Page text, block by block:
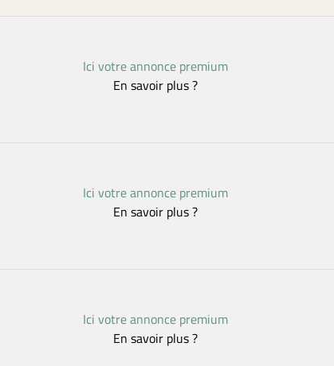
Ici votre annonce premium
En savoir plus ?
Ici votre annonce premium
En savoir plus ?
Ici votre annonce premium
En savoir plus ?